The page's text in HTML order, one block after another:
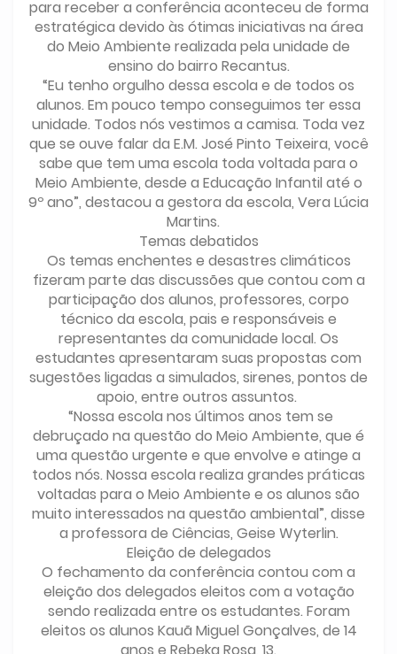
para receber a conferência aconteceu de forma
estratégica devido às ótimas iniciativas na área
do Meio Ambiente realizada pela unidade de
ensino do bairro Recantus.
“Eu tenho orgulho dessa escola e de todos os
alunos. Em pouco tempo conseguimos ter essa
unidade. Todos nós vestimos a camisa. Toda vez
que se ouve falar da E.M. José Pinto Teixeira, você
sabe que tem uma escola toda voltada para o
Meio Ambiente, desde a Educação Infantil até o
9º ano”, destacou a gestora da escola, Vera Lúcia
Martins.
Temas debatidos
Os temas enchentes e desastres climáticos
fizeram parte das discussões que contou com a
participação dos alunos, professores, corpo
técnico da escola, pais e responsáveis e
representantes da comunidade local. Os
estudantes apresentaram suas propostas com
sugestões ligadas a simulados, sirenes, pontos de
apoio, entre outros assuntos.
“Nossa escola nos últimos anos tem se
debruçado na questão do Meio Ambiente, que é
uma questão urgente e que envolve e atinge a
todos nós. Nossa escola realiza grandes práticas
voltadas para o Meio Ambiente e os alunos são
muito interessados na questão ambiental”, disse
a professora de Ciências, Geise Wyterlin.
Eleição de delegados
O fechamento da conferência contou com a
eleição dos delegados eleitos com a votação
sendo realizada entre os estudantes. Foram
eleitos os alunos Kauã Miguel Gonçalves, de 14